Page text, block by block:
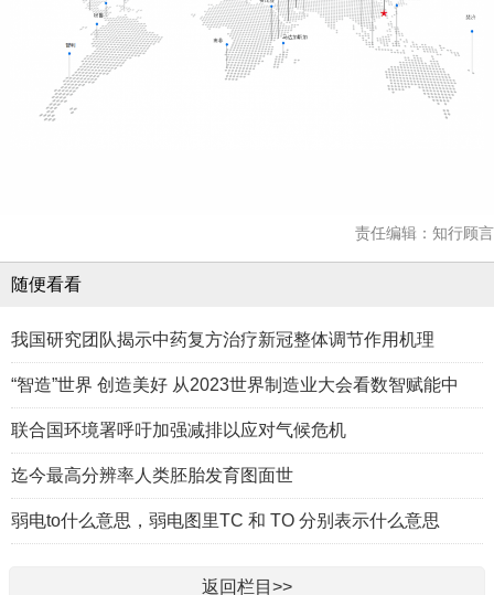
责任编辑：知行顾言
随便看看
我国研究团队揭示中药复方治疗新冠整体调节作用机理
“智造”世界 创造美好 从2023世界制造业大会看数智赋能中
联合国环境署呼吁加强减排以应对气候危机
迄今最高分辨率人类胚胎发育图面世
弱电to什么意思，弱电图里TC 和 TO 分别表示什么意思
返回栏目>>